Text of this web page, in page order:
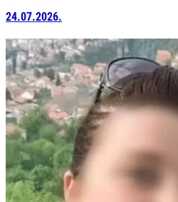
24.07.2026.